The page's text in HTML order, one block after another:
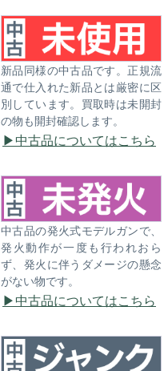
新品同様の中古品です。正規流
通で仕入れた新品とは厳密に区
別しています。買取時は未開封
の物も開封確認します。
中古品についてはこちら
中古品の発火式モデルガンで、
発火動作が一度も行われおら
ず、発火に伴うダメージの懸念
がない物です。
中古品についてはこちら